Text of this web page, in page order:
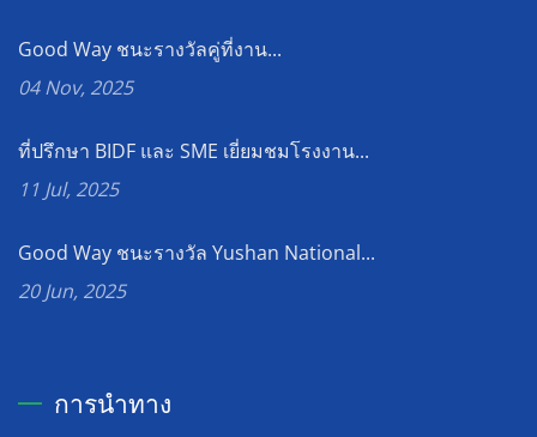
Good Way ชนะรางวัลคู่ที่งาน...
04 Nov, 2025
ที่ปรึกษา BIDF และ SME เยี่ยมชมโรงงาน...
11 Jul, 2025
Good Way ชนะรางวัล Yushan National...
20 Jun, 2025
การนำทาง